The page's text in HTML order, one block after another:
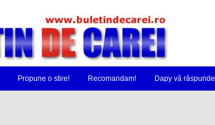
Propune o stire! Recomandam! Dapy vă răspunde